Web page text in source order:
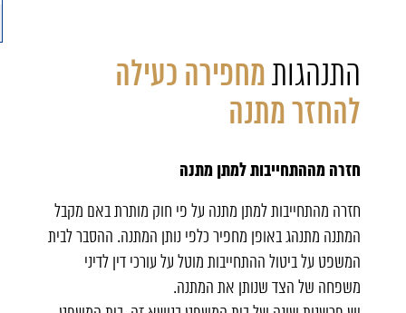
התנהגותמחפירה כעילה
להחזר מתנה
חזרה מההתחייבות למתן מתנה
חזרה מהתחייבות למתן מתנה על פי חוק מותרת באם מקבל
המתנה מתנהג באופן מחפיר כלפי נותן המתנה. ההסבר לבית
המשפט על ביטול ההתחייבות מוטל על עורכי דין לדיני
משפחה של הצד שנותן את המתנה.